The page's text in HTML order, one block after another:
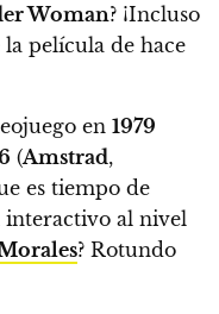
Woman? ¡Incluso
película de hace
en 1979
(Amstrad,
es tiempo de
interactivo al nivel
? Rotundo